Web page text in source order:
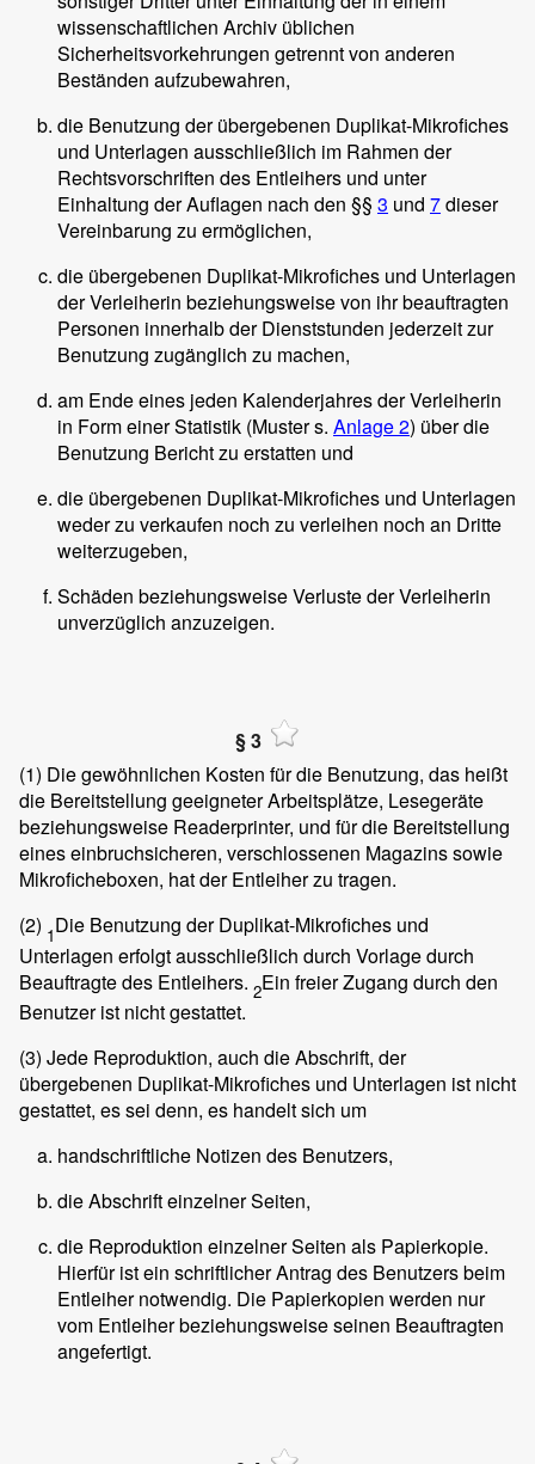
wissenschaftlichen Archiv üblichen
Sicherheitsvorkehrungen getrennt von anderen
Beständen aufzubewahren,
die Benutzung der übergebenen Duplikat-Mikrofiches
und Unterlagen ausschließlich im Rahmen der
Rechtsvorschriften des Entleihers und unter
Einhaltung der Auflagen nach den §§ 3 und 7dieser
Vereinbarung zu ermöglichen,
die übergebenen Duplikat-Mikrofiches und Unterlagen
der Verleiherin beziehungsweise von ihr beauftragten
Personen innerhalb der Dienststunden jederzeit zur
Benutzung zugänglich zu machen,
am Ende eines jeden Kalenderjahres der Verleiherin
in Form einer Statistik (Muster s. Anlage 2) über die
Benutzung Bericht zu erstatten und
die übergebenen Duplikat-Mikrofiches und Unterlagen
weder zu verkaufen noch zu verleihen noch an Dritte
weiterzugeben,
Schäden beziehungsweise Verluste der Verleiherin
unverzüglich anzuzeigen.
§ 3
(1) Die gewöhnlichen Kosten für die Benutzung, das heißt
die Bereitstellung geeigneter Arbeitsplätze, Lesegeräte
beziehungsweise Readerprinter, und für die Bereitstellung
eines einbruchsicheren, verschlossenen Magazins sowie
Mikroficheboxen, hat der Entleiher zu tragen.
(2) 1Die Benutzung der Duplikat-Mikrofiches und
Unterlagen erfolgt ausschließlich durch Vorlage durch
Beauftragte des Entleihers. 2Ein freier Zugang durch den
Benutzer ist nicht gestattet.
(3) Jede Reproduktion, auch die Abschrift, der
übergebenen Duplikat-Mikrofiches und Unterlagen ist nicht
gestattet, es sei denn, es handelt sich um
handschriftliche Notizen des Benutzers,
die Abschrift einzelner Seiten,
die Reproduktion einzelner Seiten als Papierkopie.
Hierfür ist ein schriftlicher Antrag des Benutzers beim
Entleiher notwendig. Die Papierkopien werden nur
vom Entleiher beziehungsweise seinen Beauftragten
angefertigt.